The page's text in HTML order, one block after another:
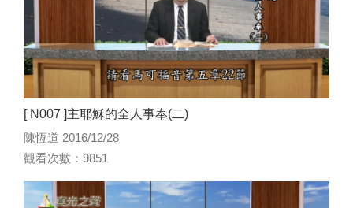
[ N007 ]主耶穌的全人事奉(二)
陳恆道 2016/12/28
觀看次數：9851